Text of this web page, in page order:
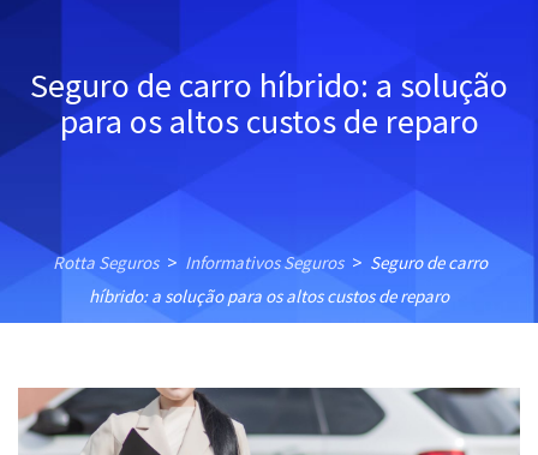
Seguro de carro híbrido: a solução
para os altos custos de reparo
Rotta Seguros > Informativos Seguros > Seguro de carro
híbrido: a solução para os altos custos de reparo